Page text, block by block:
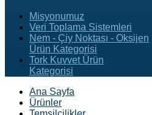
Misyonumuz
Veri Toplama Sistemleri
Nem - Çiy Noktası - Oksijen
Ürün Kategorisi
Tork Kuvvet Ürün
Kategorisi
Ana Sayfa
Ürünler